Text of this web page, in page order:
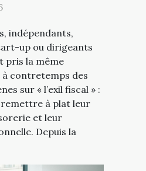
indépendants,
up ou dirigeants
pris la même
contretemps des
sur « l’exil fiscal » :
à plat leur
et leur
Depuis la